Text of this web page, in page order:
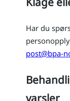
Har du
post@bpa-
varsler